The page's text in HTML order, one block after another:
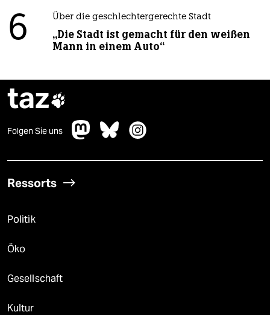
6 Über die geschlechtergerechte Stadt
„Die Stadt ist gemacht für den weißen
Mann in einem Auto“
taz
Folgen Sie uns
Ressorts
Politik
Öko
Gesellschaft
Kultur